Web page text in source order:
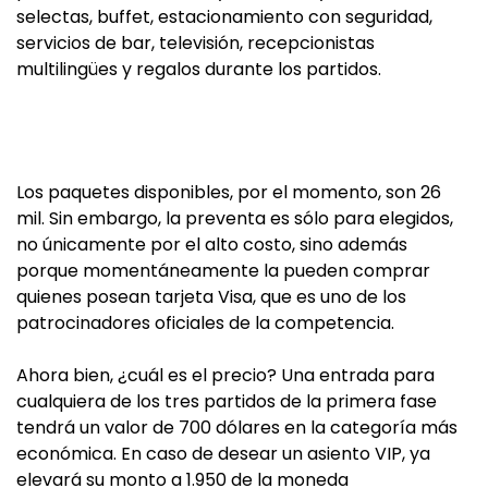
selectas, buffet, estacionamiento con seguridad,
servicios de bar, televisión, recepcionistas
multilingües y regalos durante los partidos.
Los paquetes disponibles, por el momento, son 26
mil. Sin embargo, la preventa es sólo para elegidos,
no únicamente por el alto costo, sino además
porque momentáneamente la pueden comprar
quienes posean tarjeta Visa, que es uno de los
patrocinadores oficiales de la competencia.
Ahora bien, ¿cuál es el precio? Una entrada para
cualquiera de los tres partidos de la primera fase
tendrá un valor de 700 dólares en la categoría más
económica. En caso de desear un asiento VIP, ya
elevará su monto a 1.950 de la moneda